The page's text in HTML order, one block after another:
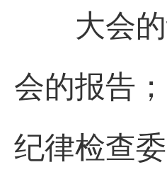
大会的
会的报告
纪律检查